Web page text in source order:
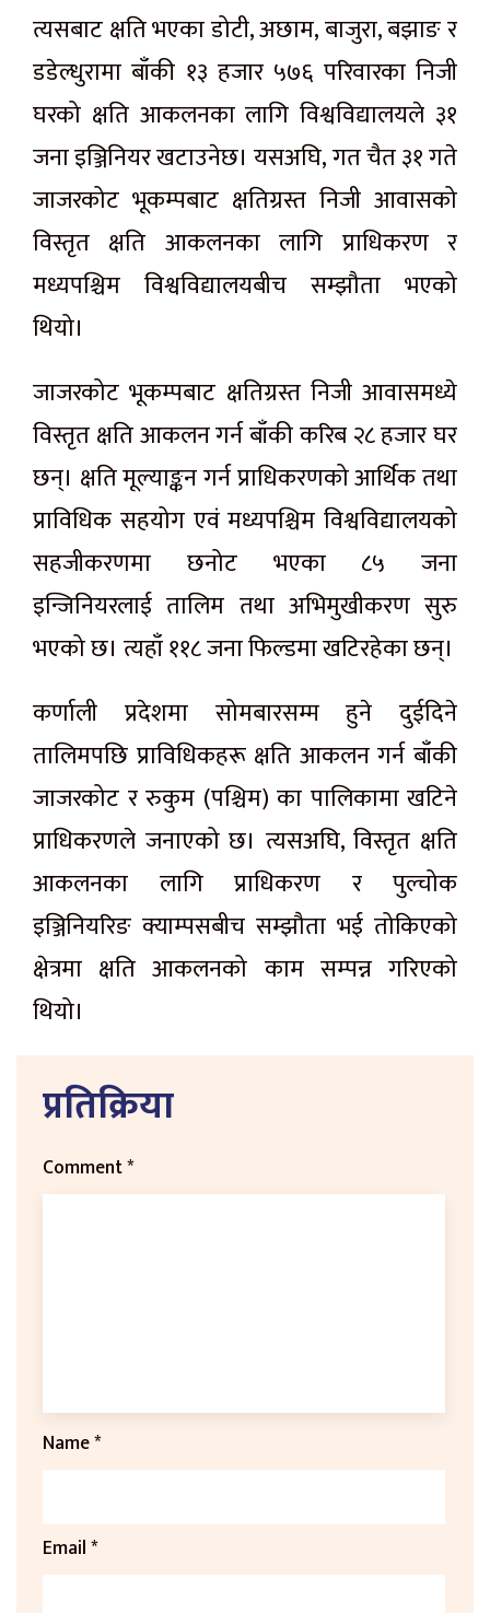
त्यसबाट क्षति भएका डोटी, अछाम, बाजुरा, बझाङ र
डडेल्धुरामा बाँकी १३ हजार ५७६ परिवारका निजी
घरको क्षति आकलनका लागि विश्वविद्यालयले ३१
जना इञ्जिनियर खटाउनेछ। यसअघि, गत चैत ३१ गते
जाजरकोट भूकम्पबाट क्षतिग्रस्त निजी आवासको
विस्तृत क्षति आकलनका लागि प्राधिकरण र
मध्यपश्चिम विश्वविद्यालयबीच सम्झौता भएको
थियो।
जाजरकोट भूकम्पबाट क्षतिग्रस्त निजी आवासमध्ये
विस्तृत क्षति आकलन गर्न बाँकी करिब २८ हजार घर
छन्। क्षति मूल्याङ्कन गर्न प्राधिकरणको आर्थिक तथा
प्राविधिक सहयोग एवं मध्यपश्चिम विश्वविद्यालयको
सहजीकरणमा छनोट भएका ८५ जना
इन्जिनियरलाई तालिम तथा अभिमुखीकरण सुरु
भएको छ। त्यहाँ ११८ जना फिल्डमा खटिरहेका छन्।
कर्णाली प्रदेशमा सोमबारसम्म हुने दुईदिने
तालिमपछि प्राविधिकहरू क्षति आकलन गर्न बाँकी
जाजरकोट र रुकुम (पश्चिम) का पालिकामा खटिने
प्राधिकरणले जनाएको छ। त्यसअघि, विस्तृत क्षति
आकलनका लागि प्राधिकरण र पुल्चोक
इञ्जिनियरिङ क्याम्पसबीच सम्झौता भई तोकिएको
क्षेत्रमा क्षति आकलनको काम सम्पन्न गरिएको
थियो।
प्रतिक्रिया
Comment*
Name*
Email*